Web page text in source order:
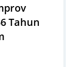
Tahun